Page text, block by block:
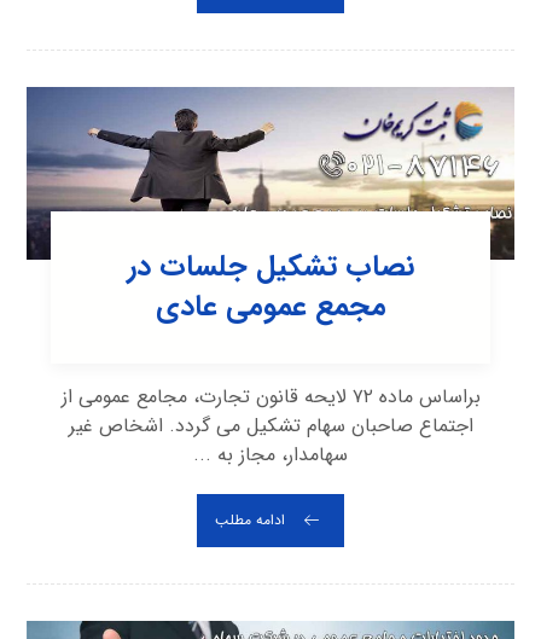
نصاب تشکیل جلسات در
مجمع عمومی عادی
براساس ماده ۷۲ لایحه قانون تجارت، مجامع عمومی از
اجتماع صاحبان سهام تشکیل می گردد. اشخاص غیر
سهامدار، مجاز به ...
ادامه مطلب